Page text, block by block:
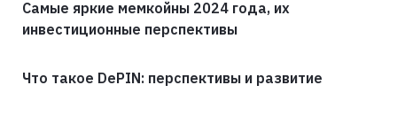
Самые яркие мемкойны 2024 года, их
инвестиционные перспективы
Что такое DePIN: перспективы и развитие